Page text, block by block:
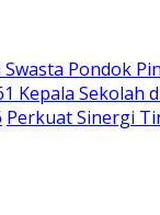
Pondok
Kepala Sekolah
Perkuat Sinergi